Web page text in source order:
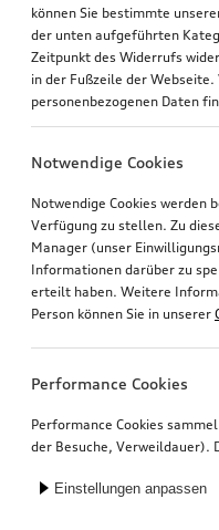
können Sie bestimmte
der unten aufgeführten
Zeitpunkt des Widerrufs
in der Fußzeile der
personenbezogenen Daten
Notwendige Cookies
Notwendige Cookies werden
Verfügung zu stellen. Zu
Manager (unser
Informationen darüber zu
erteilt haben. Weitere
Person können Sie in unserer
Performance Cookies
Performance Cookies
der Besuche, Verweildauer).
Einstellungen anpassen